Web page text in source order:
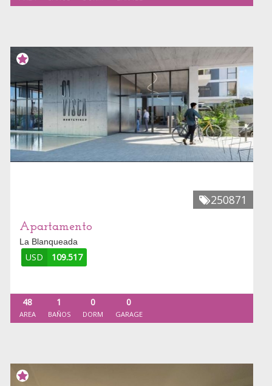
250871
Apartamento
La Blanqueada
USD 109.517
48
AREA
1
BAÑOS
0
DORM
0
GARAGE